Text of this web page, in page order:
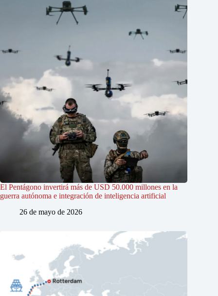
El Pentágono invertirá más de USD 50.000 millones en la
guerra autónoma e integración de inteligencia artificial
26 de mayo de 2026